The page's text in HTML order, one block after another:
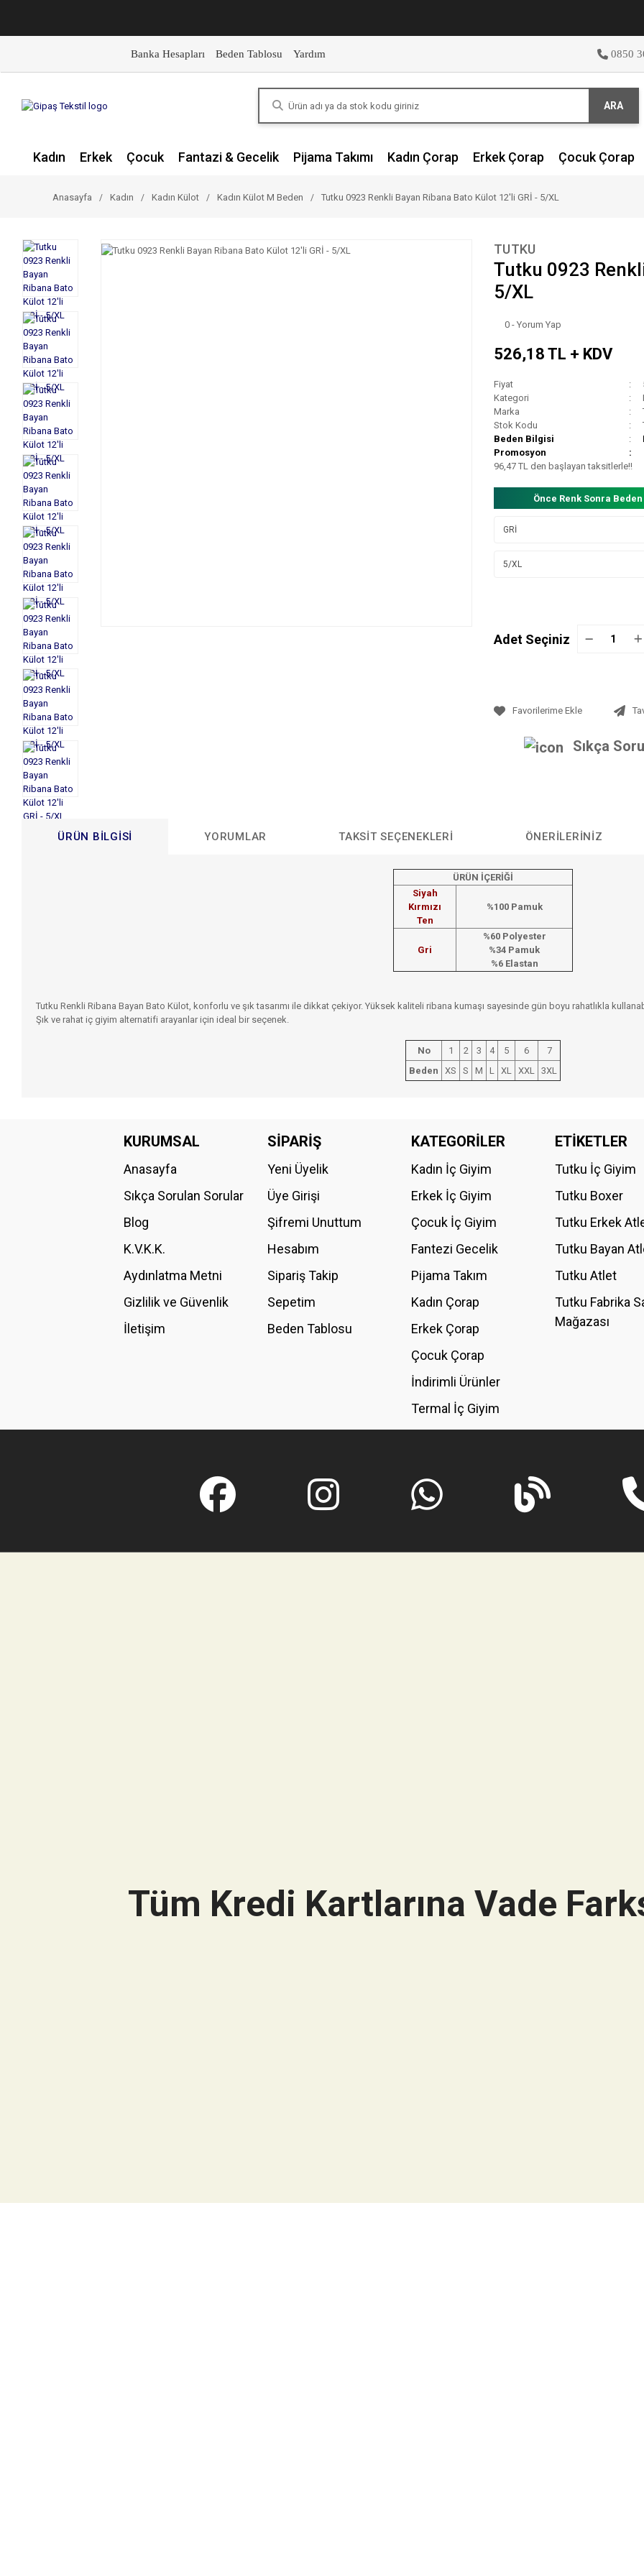
Banka Hesapları Beden Tablosu Yardım 0850
ARA
Kadın Erkek Çocuk Fantazi & Gecelik Pijama Takımı Kadın Çorap Erkek Çorap Çocuk Çorap
Anasayfa Kadın Kadın Külot Kadın Külot M Beden Tutku 0923 Renkli Bayan Ribana Bato Külot 12'li GRİ - 5/XL
TUTKU
Tutku 0923
5/XL
0 - Yorum Yap
526,18 TL + KDV
Fiyat
Kategori
Marka
Stok Kodu
Beden Bilgisi
Promosyon
96,47 TL den başlayan taksitlerle!!
Önce Renk Sonra
Adet Seçiniz
Sıkça
ÜRÜN BILGISI YORUMLAR TAKSIT SEÇENEKLERI ÖNERILERINIZ
ÜRÜN İÇERİĞİ
Siyah
Kırmızı
Ten
%100 Pamuk
Gri
%60 Polyester
%34 Pamuk
%6 Elastan
Tutku Renkli Ribana Bayan Bato Külot, konforlu ve şık tasarımı ile dikkat çekiyor. Yüksek kaliteli ribana kumaşı sayesinde gün boyu rahatlıkla
Şık ve rahat iç giyim alternatifi arayanlar için ideal bir seçenek.
No 1 2 3 4 5 6
7
Beden
XS S M L XL XXL 3XL
Bu ürüne ilk yorumu siz yapın!
Ürün resmi kalitesiz, bozuk veya görüntülenemiyor.
Ürün açıklamasında eksik bilgiler bulunuyor.
Ürün fiyatı diğer sitelerden daha pahalı.
Bu ürüne benzer farklı alternatifler olmalı.
KURUMSAL
Anasayfa
Sıkça Sorulan Sorular
Blog
K.V.K.K.
Aydınlatma Metni
Gizlilik ve Güvenlik
İletişim
SİPARİŞ
Yeni Üyelik
Üye Girişi
Şifremi Unuttum
Hesabım
Sipariş Takip
Sepetim
Beden Tablosu
KATEGORİLER
Kadın İç Giyim
Erkek İç Giyim
Çocuk İç Giyim
Fantezi Gecelik
Pijama Takım
Kadın Çorap
Erkek Çorap
Çocuk Çorap
İndirimli Ürünler
Termal İç Giyim
ETİKETLER
Tutku İç Giyim
Tutku Boxer
Tutku Erkek
Tutku Bayan
Tutku Atlet
Tutku Fabrika
Mağazası
Tüm Kredi Kartlarına Vade